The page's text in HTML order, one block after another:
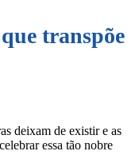
transpõe
deixam de existir e as
essa tão nobre